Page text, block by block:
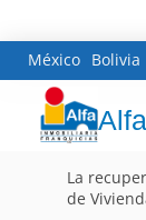
México Bolivia
La
de